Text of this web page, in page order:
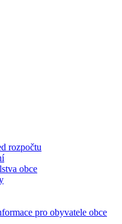
rozpočtu
obce
pro obyvatele obce